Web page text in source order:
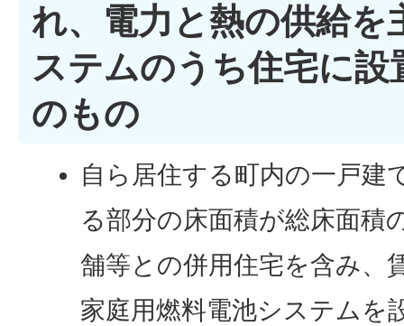
れ、電力と熱の供給を
ステムのうち住宅に設
のもの
自ら居住する町内の一戸建
る部分の床面積が総床面積
舗等との併用住宅を含み、
家庭用燃料電池システムを